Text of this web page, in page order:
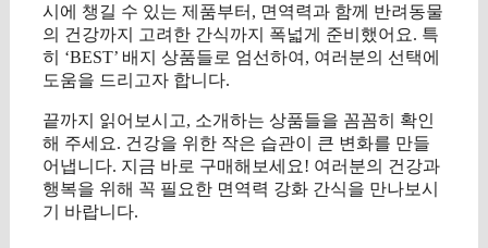
시에 챙길 수 있는 제품부터, 면역력과 함께 반려동물
의 건강까지 고려한 간식까지 폭넓게 준비했어요. 특
히 ‘BEST’ 배지 상품들로 엄선하여, 여러분의 선택에
도움을 드리고자 합니다.
끝까지 읽어보시고, 소개하는 상품들을 꼼꼼히 확인
해 주세요. 건강을 위한 작은 습관이 큰 변화를 만들
어냅니다. 지금 바로 구매해보세요! 여러분의 건강과
행복을 위해 꼭 필요한 면역력 강화 간식을 만나보시
기 바랍니다.